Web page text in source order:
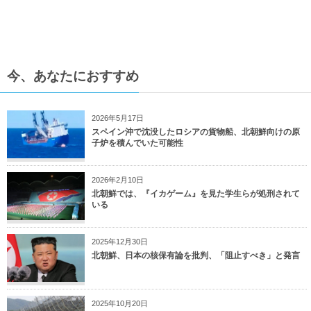
今、あなたにおすすめ
2026年5月17日
スペイン沖で沈没したロシアの貨物船、北朝鮮向けの原
子炉を積んでいた可能性
2026年2月10日
北朝鮮では、『イカゲーム』を見た学生らが処刑されて
いる
2025年12月30日
北朝鮮、日本の核保有論を批判、「阻止すべき」と発言
2025年10月20日